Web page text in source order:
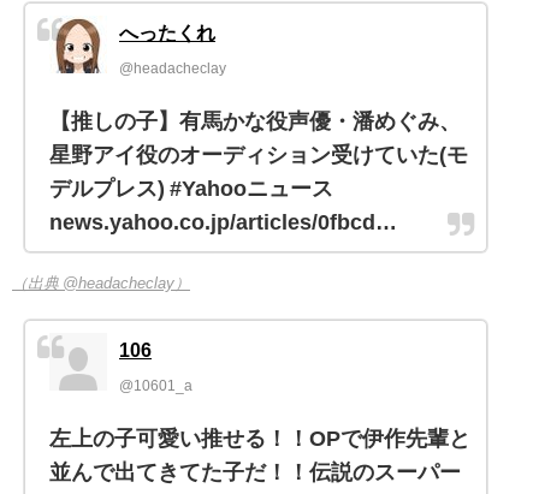
へったくれ
@headacheclay
【推しの子】有馬かな役声優・潘めぐみ、
星野アイ役のオーディション受けていた(モ
デルプレス) #Yahooニュース
news.yahoo.co.jp/articles/0fbcd…
（出典 @headacheclay）
106
@10601_a
左上の子可愛い推せる！！OPで伊作先輩と
並んで出てきてた子だ！！伝説のスーパー